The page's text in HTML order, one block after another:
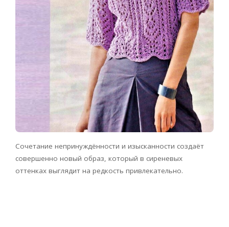
Сочетание непринуждённости и изысканности создаёт
совершенно новый образ, который в сиреневых
оттенках выглядит на редкость привлекательно.